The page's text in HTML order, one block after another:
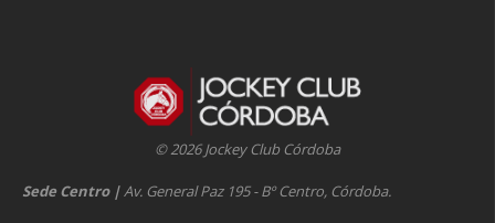
© 2026 Jockey Club Córdoba
Sede Centro |Av. General Paz 195 - Bº Centro, Córdoba.